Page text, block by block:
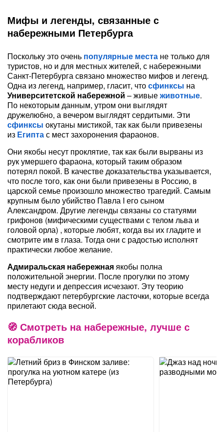
Мифы и легенды, связанные с
набережными Петербурга
Поскольку это очень популярные места не только для
туристов, но и для местных жителей, с набережными
Санкт-Петербурга связано множество мифов и легенд.
Одна из легенд, например, гласит, чтосфинксы на
Университетской набережной – живыеживотные.
По некоторым данным, утром они выглядят
дружелюбно, а вечером выглядят сердитыми. Эти
сфинксы окутаны мистикой, так как были привезены
из Египтас мест захоронения фараонов.
Они якобы несут проклятие, так как были вырваны из
рук умершего фараона, который таким образом
потерял покой. В качестве доказательства указывается,
что после того, как они были привезены в Россию, в
царской семье произошло множество трагедий. Самым
крупным было убийство Павла I его сыном
Александром. Другие легенды связаны со статуями
грифонов (мифическими существами с телом льва и
головой орла) , которые любят, когда вы их гладите и
смотрите им в глаза. Тогда они с радостью исполнят
практически любое желание.
Адмиральская набережнаяякобы полна
положительной энергии. После прогулки по этому
месту недуги и депрессия исчезают. Эту теорию
подтверждают петербургские ласточки, которые всегда
прилетают сюда весной.
Смотреть на набережные, лучше с
корабликов